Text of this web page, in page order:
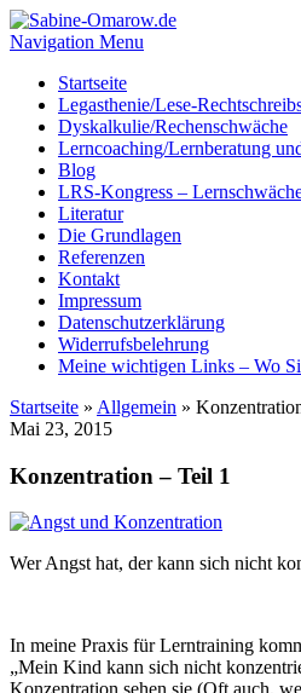
Navigation Menu
Startseite
Legasthenie/Lese-
Dyskalkulie/Rechenschwäche
Lerncoaching/Lernberatung
Blog
LRS-Kongress –
Literatur
Die Grundlagen
Referenzen
Kontakt
Impressum
Datenschutzerklärung
Widerrufsbelehrung
Meine wichtigen Links – Wo
Startseite » Allgemein »
Mai 23, 2015
Konzentration – Teil 1
Wer Angst hat, der kann sich nicht
In meine Praxis für Lerntraining
„Mein Kind kann sich nicht